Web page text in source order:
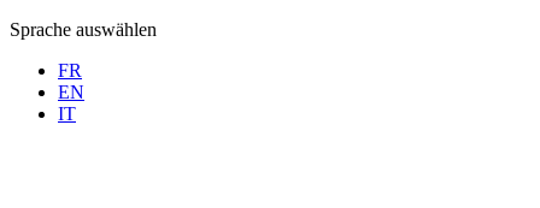
Sprache auswählen
FR
EN
IT